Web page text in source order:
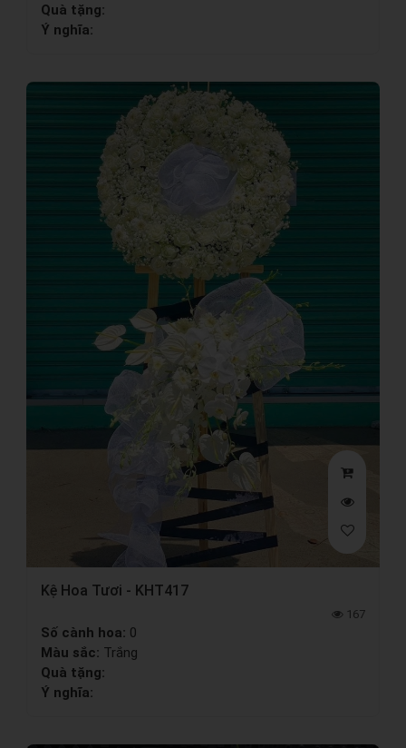
Quà tặng:
Ý nghĩa:
Kệ Hoa Tươi - KHT417
167
Số cành hoa: 0
Màu sắc: Trắng
Quà tặng:
Ý nghĩa: